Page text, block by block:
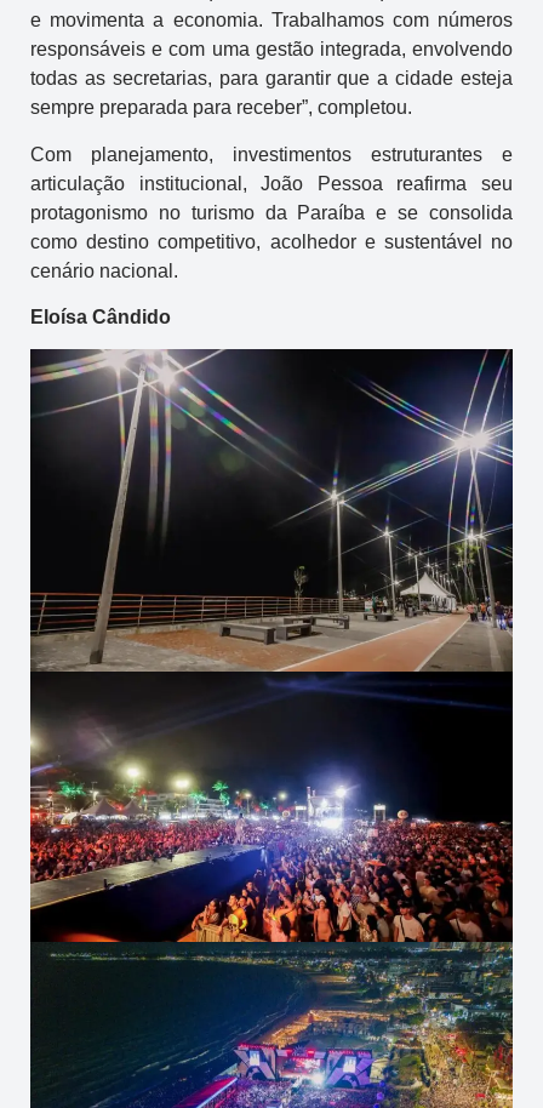
e movimenta a economia. Trabalhamos com números
responsáveis e com uma gestão integrada, envolvendo
todas as secretarias, para garantir que a cidade esteja
sempre preparada para receber”, completou.
Com planejamento, investimentos estruturantes e
articulação institucional, João Pessoa reafirma seu
protagonismo no turismo da Paraíba e se consolida
como destino competitivo, acolhedor e sustentável no
cenário nacional.
Eloísa Cândido